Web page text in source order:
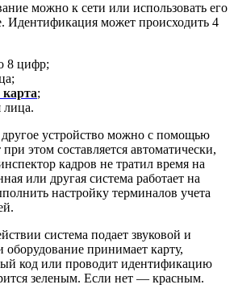
можно к сети или использовать его
Идентификация может происходить 4
8 цифр;
;
устройство можно с помощью
этом составляется автоматически,
кадров не тратил время на
или другая система работает на
настройку терминалов учета
система подает звуковой и
оборудование принимает карту,
код или проводит идентификацию
зеленым. Если нет — красным.